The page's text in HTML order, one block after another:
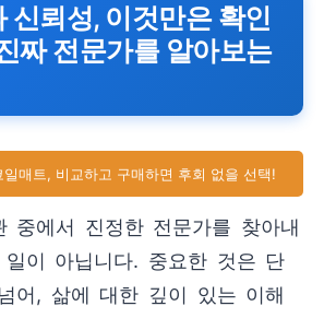
신뢰성, 이것만은 확인
짜 전문가를 알아보는
매트, 비교하고 구매하면 후회 없을 선택!
중에서 진정한 전문가를 찾아내
이 아닙니다. 중요한 것은 단
어, 삶에 대한 깊이 있는 이해